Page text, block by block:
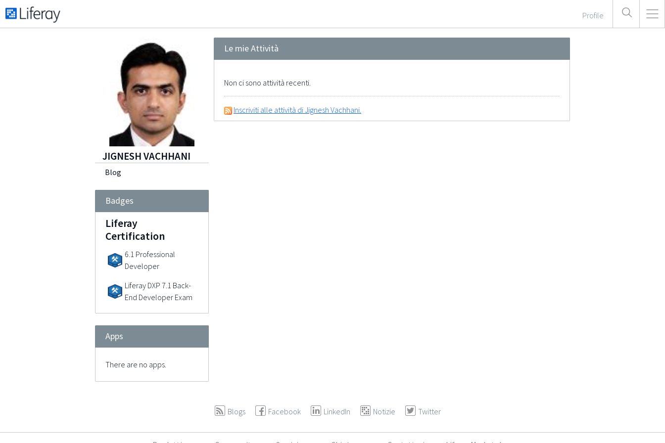
Profile
JIGNESH VACHHANI
Blog
Badges
Liferay
Certification
6.1 Professional
Developer
Liferay DXP 7.1 Back-
End Developer Exam
Apps
There are no apps.
Le mie Attività
Non ci sono attività recenti.
Inscriviti alle attività di Jignesh Vachhani.
Blogs Facebook LinkedIn Notizie Twitter